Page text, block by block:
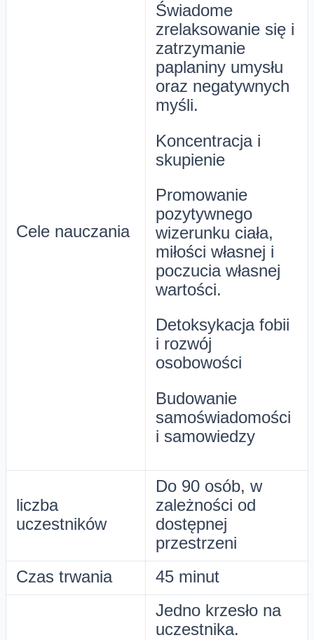
Cele nauczania
Świadome
zrelaksowanie się i
zatrzymanie
paplaniny umysłu
oraz negatywnych
myśli.
Koncentracja i
skupienie
Promowanie
pozytywnego
wizerunku ciała,
miłości własnej i
poczucia własnej
wartości.
Detoksykacja fobii
i rozwój
osobowości
Budowanie
samoświadomości
i samowiedzy
liczba
uczestników
Do 90 osób, w
zależności od
dostępnej
przestrzeni
Czas trwania
45 minut
Jedno krzesło na
uczestnika.